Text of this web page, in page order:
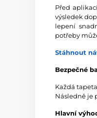
Před
výsledek
lepení
potřeby
Stáhnout
Bezpečné
Každá
Následně je
Hlavní